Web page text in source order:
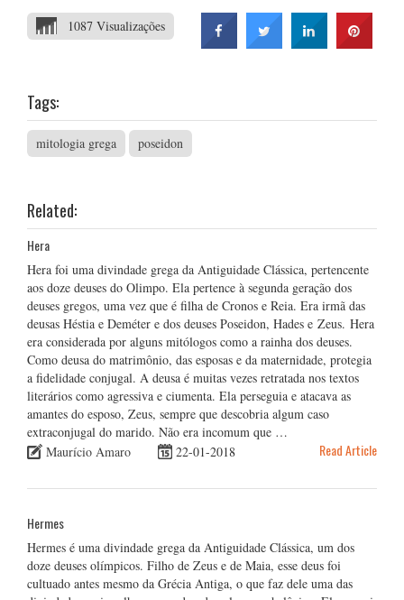
1087 Visualizações
Tags:
mitologia grega poseidon
Related:
Hera
Hera foi uma divindade grega da Antiguidade Clássica, pertencente
aos doze deuses do Olimpo. Ela pertence à segunda geração dos
deuses gregos, uma vez que é filha de Cronos e Reia. Era irmã das
deusas Héstia e Deméter e dos deuses Poseidon, Hades e Zeus. Hera
era considerada por alguns mitólogos como a rainha dos deuses.
Como deusa do matrimônio, das esposas e da maternidade, protegia
a fidelidade conjugal. A deusa é muitas vezes retratada nos textos
literários como agressiva e ciumenta. Ela perseguia e atacava as
amantes do esposo, Zeus, sempre que descobria algum caso
extraconjugal do marido. Não era incomum que …
Maurício Amaro
22-01-2018 Read Article
Hermes
Hermes é uma divindade grega da Antiguidade Clássica, um dos
doze deuses olímpicos. Filho de Zeus e de Maia, esse deus foi
cultuado antes mesmo da Grécia Antiga, o que faz dele uma das